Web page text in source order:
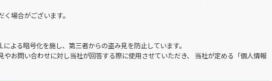
場合がございます。
よる暗号化を施し、第三者からの盗み見を防止しています。
お問い合わせに対し当社が回答する際に使用させていただき、 当社が定める「個人情報